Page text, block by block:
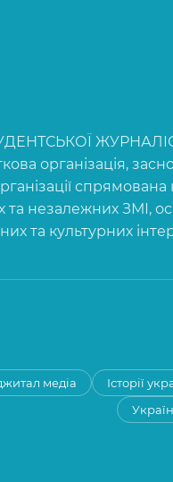
організація,
та незалежних ЗМІ,
та культурних
медіа Історії